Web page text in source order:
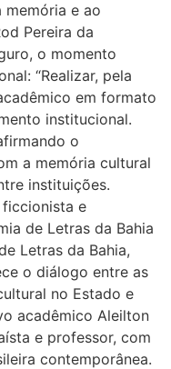
memória e ao
Pereira da
o momento
“Realizar, pela
em formato
institucional.
o
a memória cultural
instituições.
ficcionista e
de Letras da Bahia
Letras da Bahia,
o diálogo entre as
no Estado e
acadêmico Aleilton
e professor, com
contemporânea.